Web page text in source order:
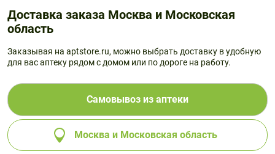
Доставка заказа Москва и Московская
область
Заказывая на aptstore.ru, можно выбрать доставку в удобную
для вас аптеку рядом с домом или по дороге на работу.
Самовывоз из аптеки
Москва и Московская область